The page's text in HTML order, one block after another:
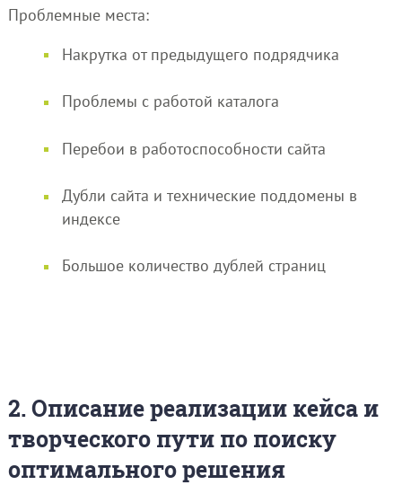
Проблемные места:
Накрутка от предыдущего подрядчика
Проблемы с работой каталога
Перебои в работоспособности сайта
Дубли сайта и технические поддомены в
индексе
Большое количество дублей страниц
2. Описание реализации кейса и
творческого пути по поиску
оптимального решения